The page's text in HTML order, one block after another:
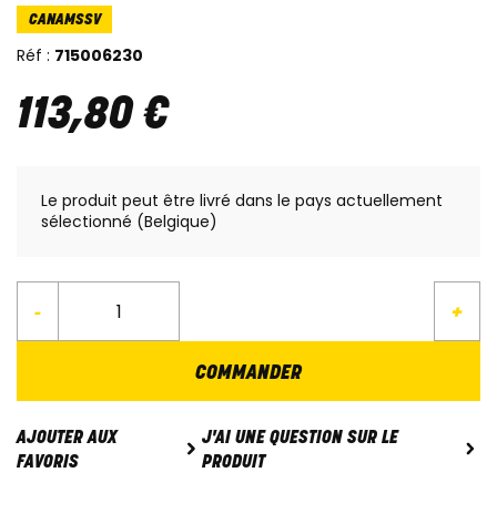
CANAMSSV
Réf : 715006230
113,80€
Le produit peut être livré dans le pays actuellement
sélectionné (Belgique)
- +
COMMANDER
AJOUTER AUX
FAVORIS
J'AI UNE QUESTION SUR LE
PRODUIT